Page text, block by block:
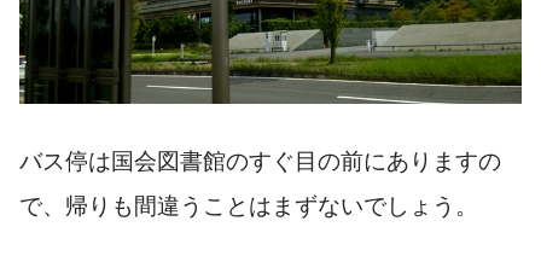
バス停は国会図書館のすぐ目の前にありますの
で、帰りも間違うことはまずないでしょう。